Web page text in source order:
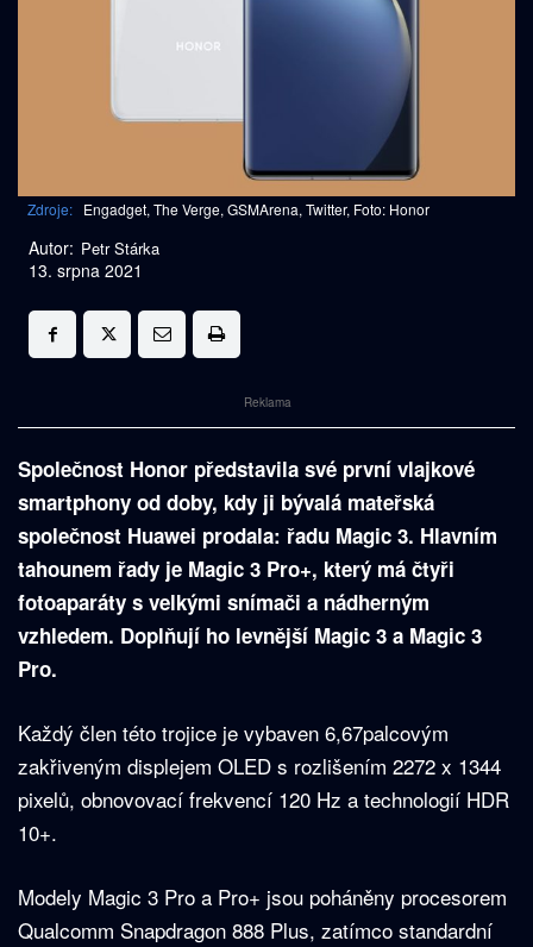
Zdroje: Engadget, The Verge, GSMArena, Twitter, Foto: Honor
Autor: Petr Stárka
13. srpna 2021
Reklama
Společnost Honor představila své první vlajkové
smartphony od doby, kdy ji bývalá mateřská
společnost Huawei prodala: řadu Magic 3. Hlavním
tahounem řady je Magic 3 Pro+, který má čtyři
fotoaparáty s velkými snímači a nádherným
vzhledem. Doplňují ho levnější Magic 3 a Magic 3
Pro.
Každý člen této trojice je vybaven 6,67palcovým
zakřiveným displejem OLED s rozlišením 2272 x 1344
pixelů, obnovovací frekvencí 120 Hz a technologií HDR
10+.
Modely Magic 3 Pro a Pro+ jsou poháněny procesorem
Qualcomm Snapdragon 888 Plus, zatímco standardní